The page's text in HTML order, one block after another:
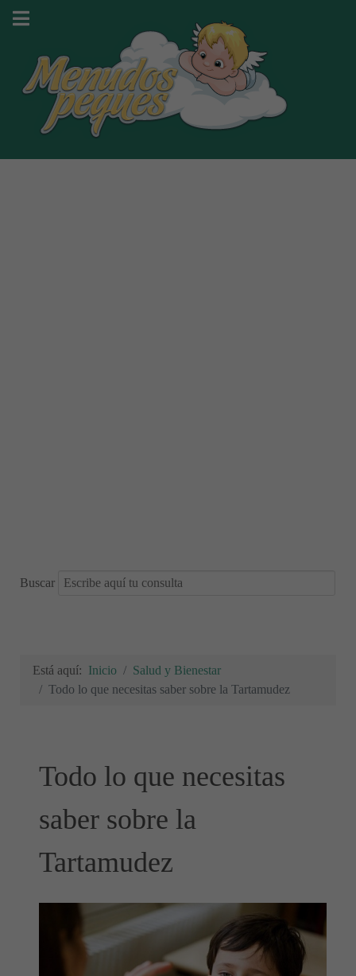
Buscar
Está aquí: Inicio
Salud y Bienestar
Todo lo que necesitas saber sobre la Tartamudez
Todo lo que necesitas
saber sobre la
Tartamudez